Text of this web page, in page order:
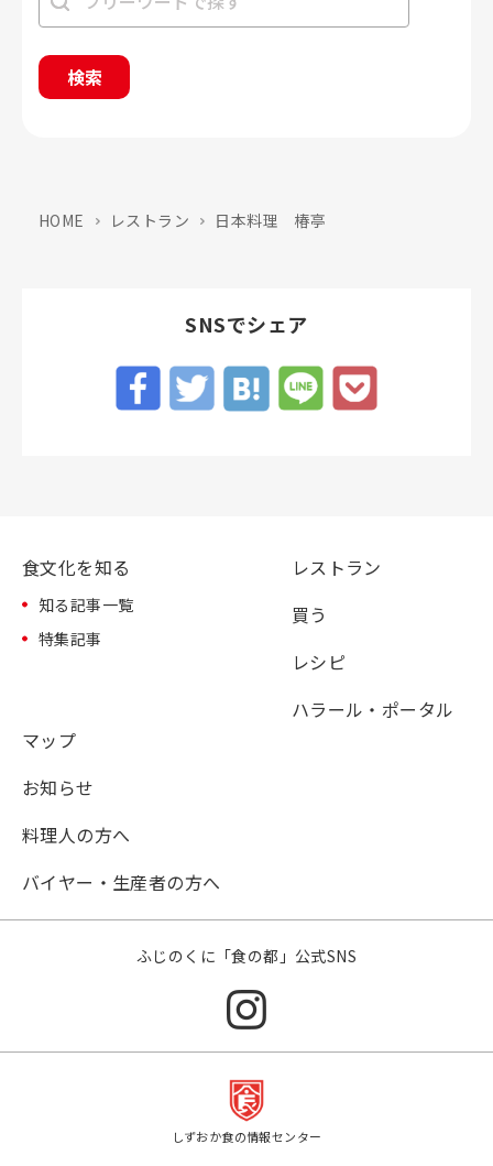
検索
HOME レストラン 日本料理 椿亭
SNSでシェア
しずおか食の情報センター
食文化を知る
知る記事一覧
特集記事
レストラン
買う
レシピ
ハラール・ポータル
マップ
お知らせ
料理人の方へ
バイヤー・生産者の方へ
ふじのくに「食の都」公式SNS